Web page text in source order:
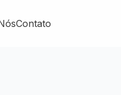
Contato